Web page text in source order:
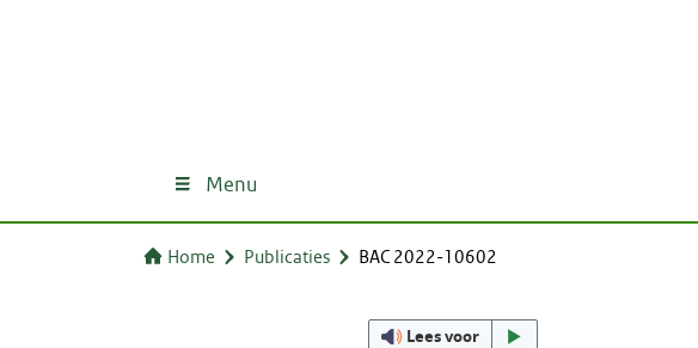
Menu
Home Publicaties BAC 2022-10602
Lees voor